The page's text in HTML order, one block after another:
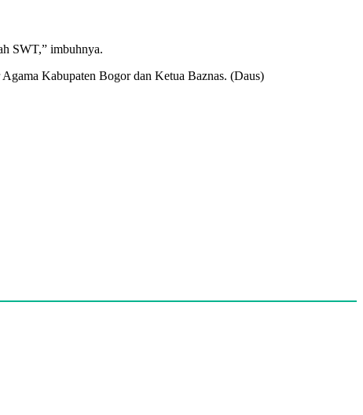
SWT,” imbuhnya.
Kabupaten Bogor dan Ketua Baznas. (Daus)